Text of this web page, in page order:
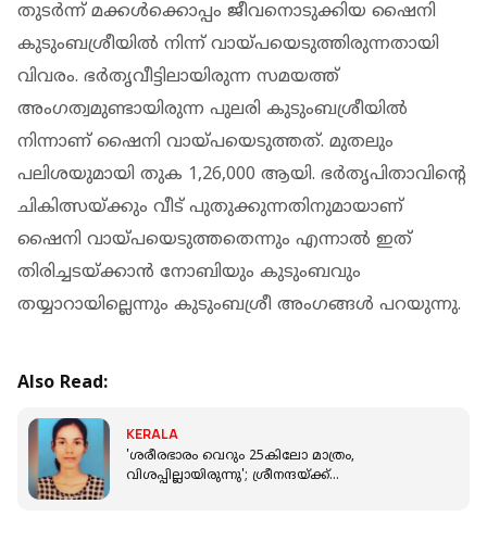
തുടര്‍ന്ന് മക്കള്‍ക്കൊപ്പം ജീവനൊടുക്കിയ ഷൈനി
കുടുംബശ്രീയില്‍ നിന്ന് വായ്പയെടുത്തിരുന്നതായി
വിവരം. ഭര്‍തൃവീട്ടിലായിരുന്ന സമയത്ത്
അംഗത്വമുണ്ടായിരുന്ന പുലരി കുടുംബശ്രീയില്‍
നിന്നാണ് ഷൈനി വായ്പയെടുത്തത്. മുതലും
പലിശയുമായി തുക 1,26,000 ആയി. ഭര്‍തൃപിതാവിന്റെ
ചികിത്സയ്ക്കും വീട് പുതുക്കുന്നതിനുമായാണ്
ഷൈനി വായ്പയെടുത്തതെന്നും എന്നാല്‍ ഇത്
തിരിച്ചടയ്ക്കാന്‍ നോബിയും കുടുംബവും
തയ്യാറായില്ലെന്നും കുടുംബശ്രീ അംഗങ്ങള്‍ പറയുന്നു.
Also Read:
KERALA
'ശരീരഭാരം വെറും 25കിലോ മാത്രം,
വിശപ്പില്ലായിരുന്നു'; ശ്രീനന്ദയ്ക്ക്